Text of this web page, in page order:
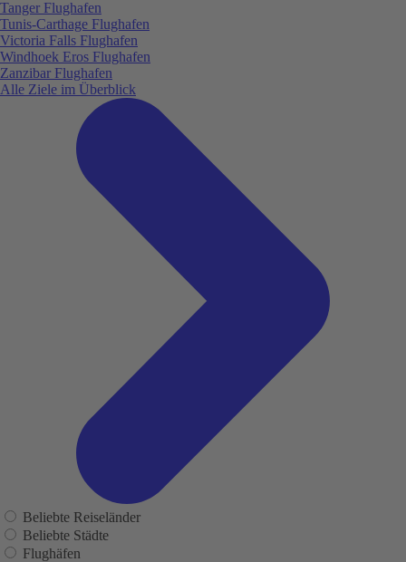
Tanger Flughafen
Tunis-Carthage Flughafen
Victoria Falls Flughafen
Windhoek Eros Flughafen
Zanzibar Flughafen
Alle Ziele im Überblick
Beliebte Reiseländer
Beliebte Städte
Flughäfen